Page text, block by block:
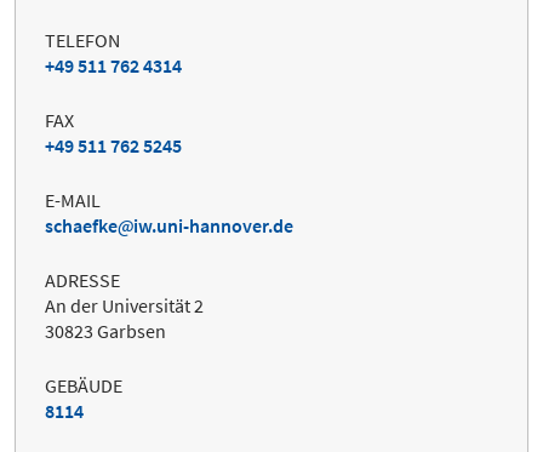
TELEFON
+49 511 762 4314
FAX
+49 511 762 5245
E-MAIL
schaefke
iw.uni-hannover.de
ADRESSE
An der Universität 2
30823 Garbsen
GEBÄUDE
8114